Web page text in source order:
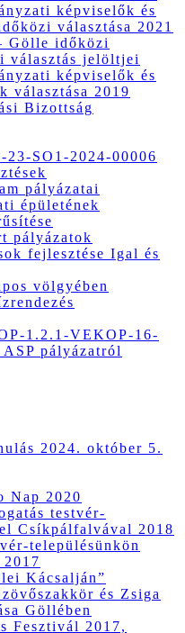
képviselők és
választása 2021
Gölle időközi
választás jelöltjei
képviselők és
választása 2019
Bizottság
SO1-2024-00006
pályázatai
épületének
pályázatok
fejlesztése Igal és
völgyében
1.2.1-VEKOP-16-
pályázatról
2024. október 5.
Nap 2020
testvér-
Csíkpálfalvával 2018
településünkön
Kácsalján”
és Zsiga
Göllében
Fesztivál 2017,